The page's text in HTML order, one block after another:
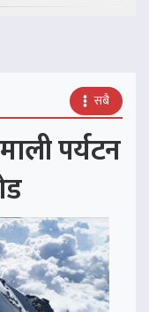
सबै
पर्यटन